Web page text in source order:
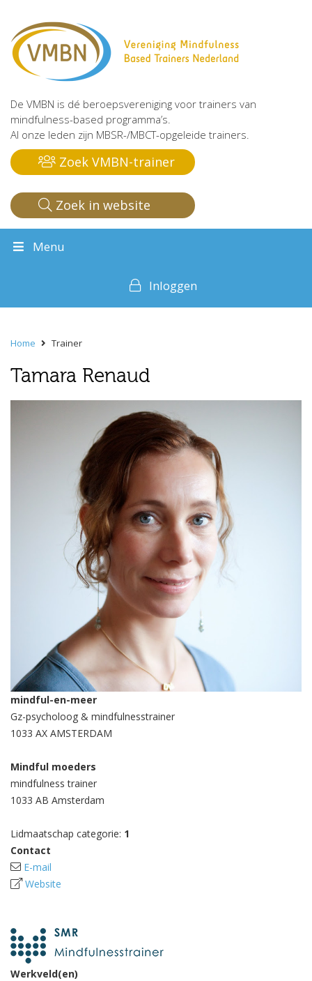
De VMBN is dé beroepsvereniging voor trainers van
mindfulness-based programma’s.
Al onze leden zijn MBSR-/MBCT-opgeleide trainers.
Zoek VMBN-trainer
Zoek in website
Menu
Inloggen
Home Trainer
Tamara Renaud
mindful-en-meer
Gz-psycholoog & mindfulnesstrainer
1033 AX AMSTERDAM
Mindful moeders
mindfulness trainer
1033 AB Amsterdam
Lidmaatschap categorie: 1
Contact
E-mail
Website
Werkveld(en)